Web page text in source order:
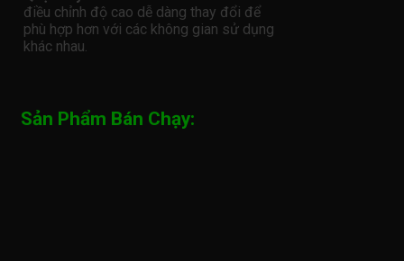
điều chỉnh độ cao dễ dàng thay đổi để
phù hợp hơn với các không gian sử dụng
khác nhau.
Sản Phẩm Bán Chạy: